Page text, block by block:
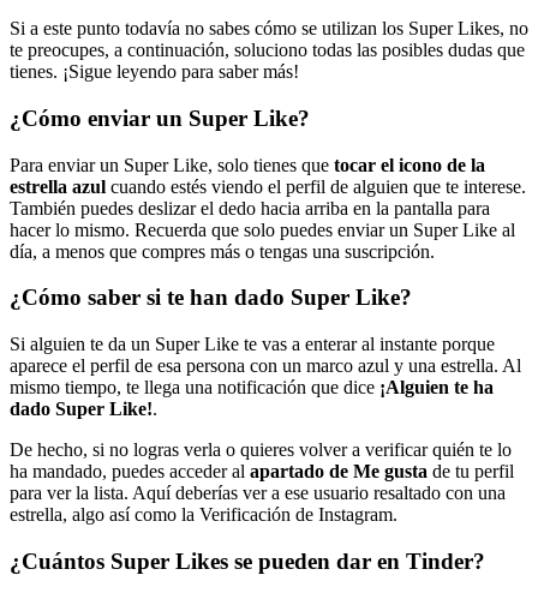
Si a este punto todavía no sabes cómo se utilizan los Super Likes, no
te preocupes, a continuación, soluciono todas las posibles dudas que
tienes. ¡Sigue leyendo para saber más!
¿Cómo enviar un Super Like?
Para enviar un Super Like, solo tienes que tocar el icono de la
estrella azul cuando estés viendo el perfil de alguien que te interese.
También puedes deslizar el dedo hacia arriba en la pantalla para
hacer lo mismo. Recuerda que solo puedes enviar un Super Like al
día, a menos que compres más o tengas una suscripción.
¿Cómo saber si te han dado Super Like?
Si alguien te da un Super Like te vas a enterar al instante porque
aparece el perfil de esa persona con un marco azul y una estrella. Al
mismo tiempo, te llega una notificación que dice ¡Alguien te ha
dado Super Like!.
De hecho, si no logras verla o quieres volver a verificar quién te lo
ha mandado, puedes acceder al apartado de Me gusta de tu perfil
para ver la lista. Aquí deberías ver a ese usuario resaltado con una
estrella, algo así como la Verificación de Instagram.
¿Cuántos Super Likes se pueden dar en Tinder?